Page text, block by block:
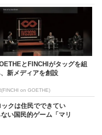
とFINCHIがタッグを組
新メディアを創設
on GOETHE)
クは住民でできてい
い国民的ゲーム「マリ